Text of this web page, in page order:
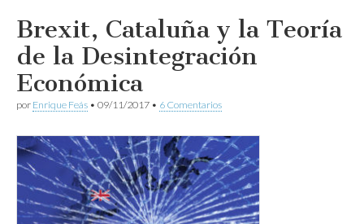
Brexit, Cataluña y la Teoría
de la Desintegración
Económica
por Enrique Feás • 09/11/2017 • 6 Comentarios